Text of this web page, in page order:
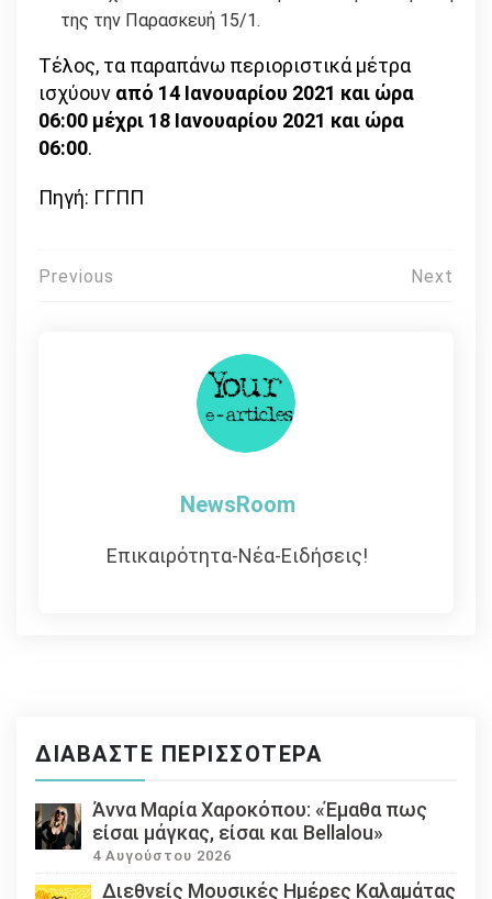
της την Παρασκευή 15/1.
Τέλος, τα παραπάνω περιοριστικά μέτρα
ισχύουν από 14 Ιανουαρίου 2021 και ώρα
06:00 μέχρι 18 Ιανουαρίου 2021 και ώρα
06:00.
Πηγή: ΓΓΠΠ
Πλοήγηση
Previous Next
NewsRoom
Επικαιρότητα-Νέα-Ειδήσεις!
ΔΙΑΒΆΣΤΕ ΠΕΡΙΣΣΌΤΕΡΑ
Άννα Μαρία Χαροκόπου: «Έμαθα πως
είσαι μάγκας, είσαι και Bellalou»
4 Αυγούστου 2026
Διεθνείς Μουσικές Ημέρες Καλαμάτας